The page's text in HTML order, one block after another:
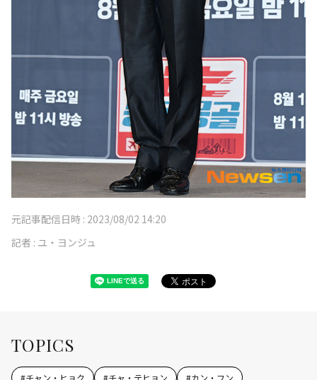
元記事配信日時 : 2023/08/02 14:20
記者 : ユ・ヨンジュ
TOPICS
#チャン・ヒョク #チャ・テヒョン #カン・フン